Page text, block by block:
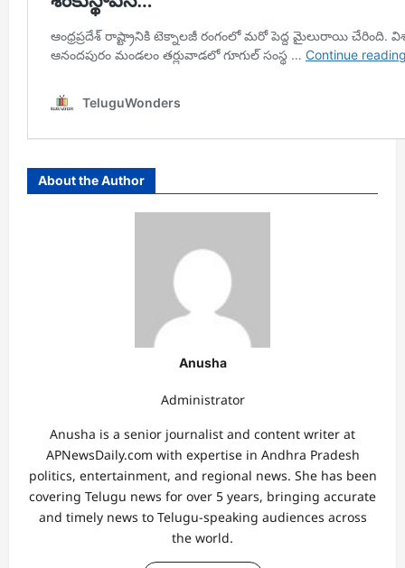
About the Author
Anusha
Administrator
Anusha is a senior journalist and content writer at
APNewsDaily.com with expertise in Andhra Pradesh
politics, entertainment, and regional news. She has been
covering Telugu news for over 5 years, bringing accurate
and timely news to Telugu-speaking audiences across
the world.